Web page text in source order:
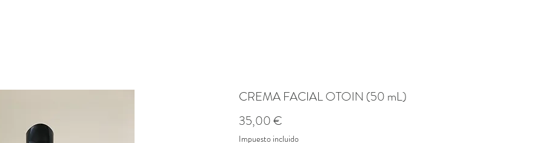
CREMA FACIAL OTOIN (50 mL)
35,00 €
Impuesto incluido